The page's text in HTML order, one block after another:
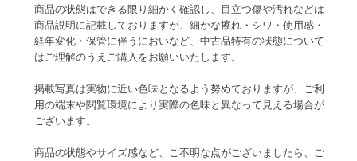
商品の状態はできる限り細かく確認し、目立つ傷や汚れなどは
商品説明に記載しておりますが、細かな擦れ・シワ・使用感・
経年変化・保管に伴うにおいなど、中古品特有の状態について
はご理解のうえご購入をお願いいたします。
掲載写真は実物に近い色味となるよう努めておりますが、ご利
用の端末や閲覧環境により実際の色味と異なって見える場合が
ございます。
商品の状態やサイズ感など、ご不明な点がございましたら、ご